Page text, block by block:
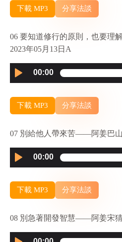
下載 MP3 分享法談
06 要知道修行的原則，也要理
2023年05月13日A
Audio
Player
00:00
下載 MP3 分享法談
07 別給他人帶來苦——阿姜巴山
Audio
Player
00:00
下載 MP3 分享法談
08 別急著開發智慧——阿姜宋猜
Audio